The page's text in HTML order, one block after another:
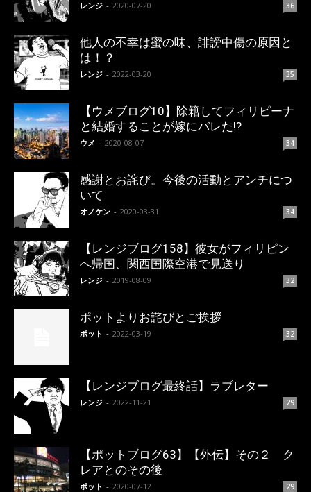
レンジ - 2020-07-20 36
他人の不幸は蜜の味、誹謗中傷の原因と
は！？
レンジ - 2022-03-20 35
【ウメブログ10】除籍してフィリピーナ
と結婚することが嫁にバレた!?
ウメ - 2020-08-07 34
感謝とお詫び。今後の活動とアンチにつ
いて
オノケン - 2020-03-31 34
【レンジブログ158】彼女がフィリピン
へ帰国、関西国際空港で見送り
レンジ - 2019-08-09 32
ポットよりお詫びとご挨拶
ポット - 2022-03-19 32
【レンジブログ最終話】ラブレター
レンジ - 2022-11-21 29
【ポットブログ63】【外伝】その２ ク
レアとのその後
ポット - 2020-07-12 29